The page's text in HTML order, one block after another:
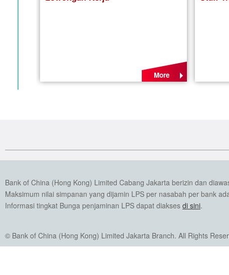
More
Bank of China (Hong Kong) Limited Cabang Jakarta berizin dan
Maksimum nilai simpanan yang dijamin LPS per nasabah per bank
Informasi tingkat Bunga penjaminan LPS dapat diakses di sini.
© Bank of China (Hong Kong) Limited Jakarta Branch. All Rights